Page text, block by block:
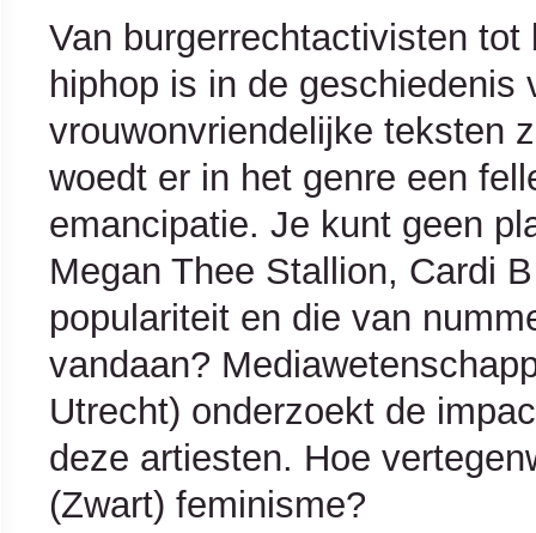
Van burgerrechtactivisten
hiphop is in de
vrouwonvriendelijke teksten
woedt er in het genre een
emancipatie. Je kunt geen
Megan Thee Stallion, Cardi
populariteit en die van
vandaan?
Utrecht) onderzoekt de
deze artiesten. Hoe
(Zwart) feminisme?